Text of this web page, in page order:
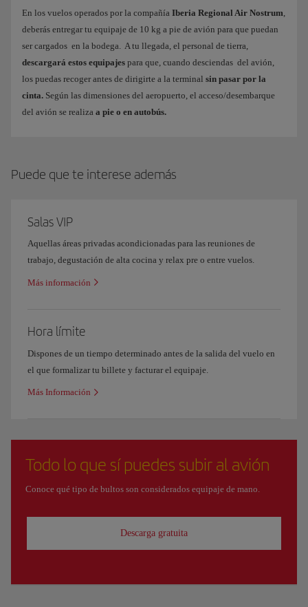
En los vuelos operados por la compañía Iberia Regional Air Nostrum,
deberás entregar tu equipaje de 10 kg a pie de avión para que puedan
ser cargados en la bodega. A tu llegada, el personal de tierra,
descargará estos equipajes para que, cuando desciendas del avión,
los puedas recoger antes de dirigirte a la terminal sin pasar por la
cinta. Según las dimensiones del aeropuerto, el acceso/desembarque
del avión se realiza a pie o en autobús.
Puede que te interese además
Salas VIP
Aquellas áreas privadas acondicionadas para las reuniones de
trabajo, degustación de alta cocina y relax pre o entre vuelos.
Más información
Hora límite
Dispones de un tiempo determinado antes de la salida del vuelo en
el que formalizar tu billete y facturar el equipaje.
Más Información
Todo lo que sí puedes subir al avión
Conoce qué tipo de bultos son considerados equipaje de mano.
Descarga gratuita